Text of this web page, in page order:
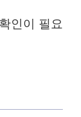
인이 필요